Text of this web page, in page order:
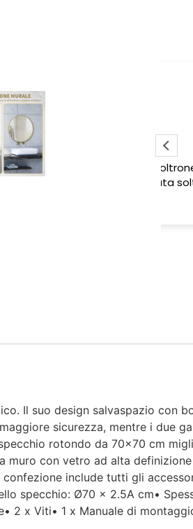
2 settimane fa
esperienza.
due poltrone, ma
che erano in
Da allora nessun
che vende
online, mi
un servizio clienti molto
L'assistenza è
solo in fasce orarie
e, nel mio caso, la
del post-vendita è stata
rassicurante.
Il suo design salvaspazio con
sicurezza, mentre i due
rotondo da 70×70 cm
con vetro ad alta
include tutti gli
specchio: Ø70 x 2.5A cm•
2 x Viti• 1 x Manuale di